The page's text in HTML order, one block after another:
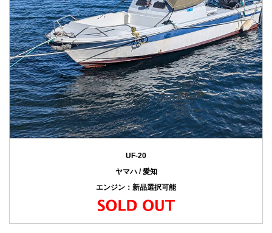
UF-20
ヤマハ / 愛知
エンジン：新品選択可能